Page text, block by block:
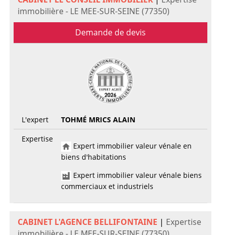
immobilière - LE MEE-SUR-SEINE (77350)
Demande de devis
L'expert
TOHMÉ MRICS ALAIN
Expertise
Expert immobilier valeur vénale en
biens d'habitations
Expert immobilier valeur vénale biens
commerciaux et industriels
CABINET L'AGENCE BELLIFONTAINE | Expertise